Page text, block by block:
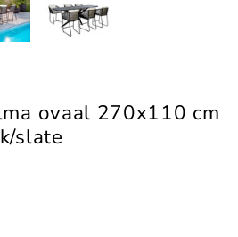
ovaal 270x110 cm
slate